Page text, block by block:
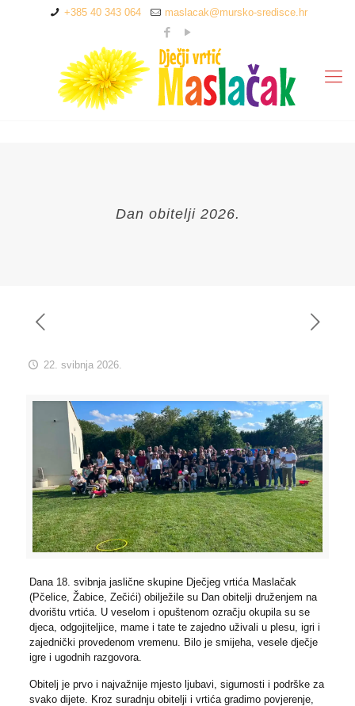
+385 40 343 064 maslacak@mursko-sredisce.hr
Dan obitelji 2026.
22. svibnja 2026.
Dana 18. svibnja jaslične skupine Dječjeg vrtića Maslačak
(Pčelice, Žabice, Zečići) obilježile su Dan obitelji druženjem na
dvorištu vrtića. U veselom i opuštenom ozračju okupila su se
djeca, odgojiteljice, mame i tate te zajedno uživali u plesu, igri i
zajednički provedenom vremenu. Bilo je smijeha, vesele dječje
igre i ugodnih razgovora.
Obitelj je prvo i najvažnije mjesto ljubavi, sigurnosti i podrške za
svako dijete. Kroz suradnju obitelji i vrtića gradimo povjerenje,